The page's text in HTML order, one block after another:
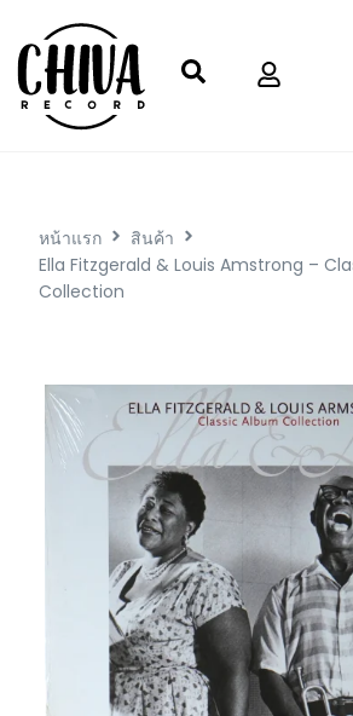
หน้าแรก
สินค้า
Ella Fitzgerald & Louis Amstrong –
Collection